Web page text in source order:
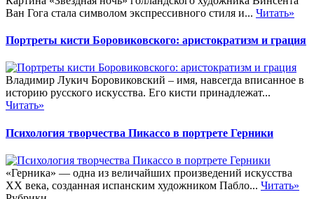
Ван Гога стала символом экспрессивного стиля и... Читать»
Портреты кисти Боровиковского: аристократизм и грация
Владимир Лукич Боровиковский – имя, навсегда вписанное в
историю русского искусства. Его кисти принадлежат...
Читать»
Психология творчества Пикассо в портрете Герники
«Герника» — одна из величайших произведений искусства
ХХ века, созданная испанским художником Пабло... Читать»